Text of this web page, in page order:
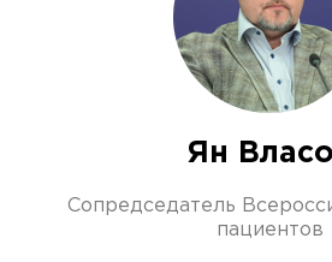
Ян
Сопредседатель
пациентов